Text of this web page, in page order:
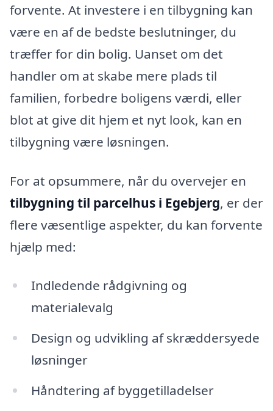
forvente. At investere i en tilbygning kan
være en af de bedste beslutninger, du
træffer for din bolig. Uanset om det
handler om at skabe mere plads til
familien, forbedre boligens værdi, eller
blot at give dit hjem et nyt look, kan en
tilbygning være løsningen.
For at opsummere, når du overvejer en
tilbygning til parcelhus i Egebjerg, er der
flere væsentlige aspekter, du kan forvente
hjælp med:
Indledende rådgivning og
materialevalg
Design og udvikling af skræddersyede
løsninger
Håndtering af byggetilladelser